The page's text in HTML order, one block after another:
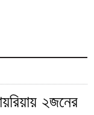
২জনের